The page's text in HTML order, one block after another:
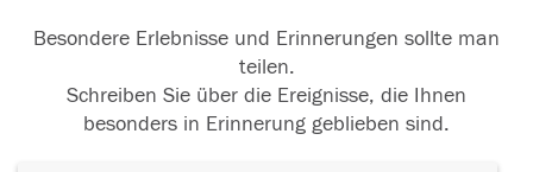
Gedanken bei Euch. Simone
Besondere Erlebnisse und Erinnerungen sollte man
teilen.
Schreiben Sie über die Ereignisse, die Ihnen
besonders in Erinnerung geblieben sind.